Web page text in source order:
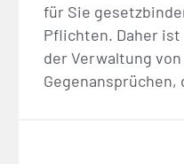
für Sie
Pflichten. Daher
der Verwaltung
Gegenansprüchen,